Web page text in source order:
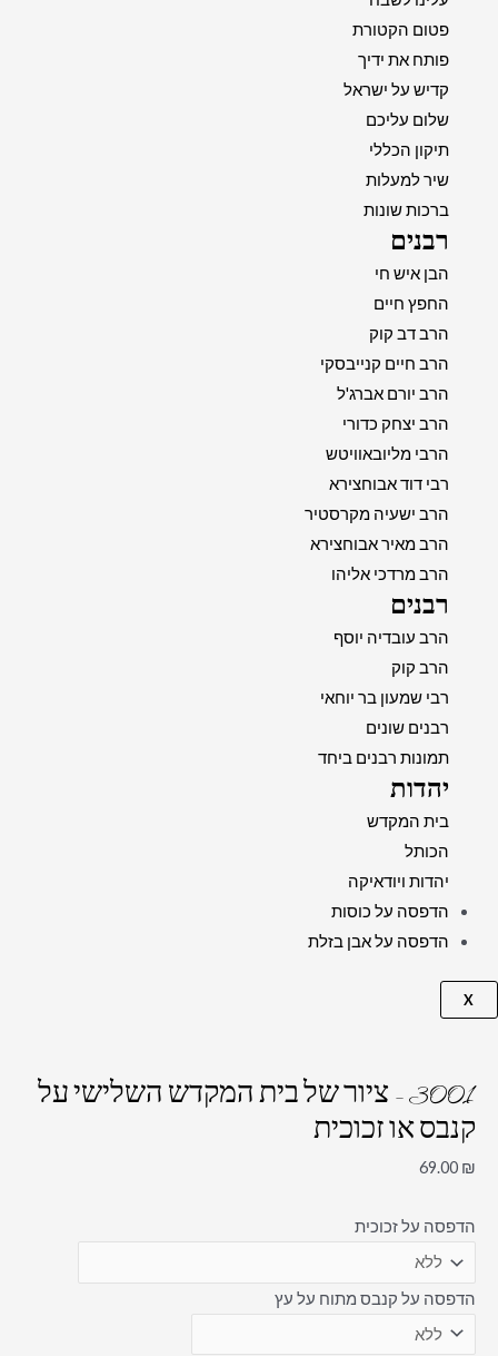
פטום הקטורת
פותח את ידיך
קדיש על ישראל
שלום עליכם
תיקון הכללי
שיר למעלות
ברכות שונות
רבנים
הבן איש חי
החפץ חיים
הרב דב קוק
הרב חיים קנייבסקי
הרב יורם אברג'ל
הרב יצחק כדורי
הרבי מליובאוויטש
רבי דוד אבוחצירא
הרב ישעיה מקרסטיר
הרב מאיר אבוחצירא
הרב מרדכי אליהו
רבנים
הרב עובדיה יוסף
הרב קוק
רבי שמעון בר יוחאי
רבנים שונים
תמונות רבנים ביחד
יהדות
בית המקדש
הכותל
יהדות ויודאיקה
הדפסה על כוסות
הדפסה על אבן בזלת
X
3001 – ציור של בית המקדש השלישי על
קנבס או זכוכית
69.00 ₪
הדפסה על זכוכית
הדפסה על קנבס מתוח על עץ